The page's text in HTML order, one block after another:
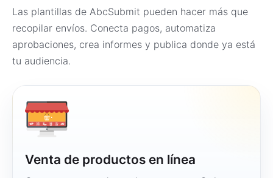
Las plantillas de AbcSubmit pueden hacer más que
recopilar envíos. Conecta pagos, automatiza
aprobaciones, crea informes y publica donde ya está
tu audiencia.
Venta de productos en línea